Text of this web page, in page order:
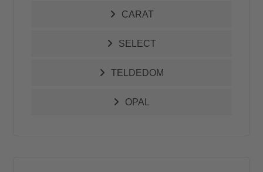
CARAT
SELECT
TELDEDOM
OPAL